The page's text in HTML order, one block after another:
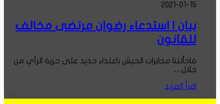
2021-01-15
بيان | استدعاء رضوان مرتضى مخالف
للقانون
فاجأتننا مخابرات الجيش باعتداء جديد على حرية الرأي من
خلال…
اقرأ المزيد